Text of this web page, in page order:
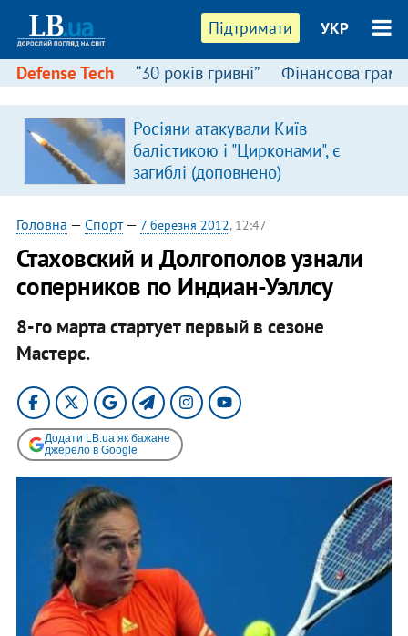
Підтримати УКР
Defense Tech “30 років гривні” Фінансова
Росіяни атакували Київ
балістикою і "Цирконами", є
загиблі (доповнено)
Головна — Спорт— 7 березня 2012, 12:47
Стаховский и Долгополов узнали
соперников по Индиан-Уэллсу
8-го марта стартует первый в сезоне
Мастерс.
Додати LB.ua як бажане
джерело в Google